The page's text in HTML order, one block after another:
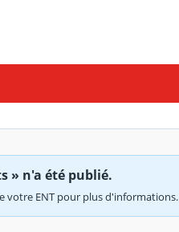
» n'a été publié.
votre ENT pour plus d'informations.